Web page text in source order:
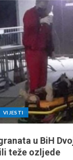
VIJESTI
u BiH
teže ozljede